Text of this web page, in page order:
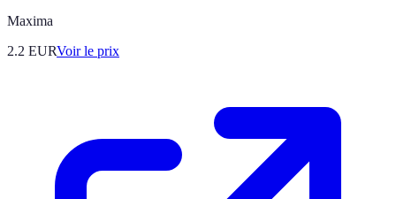
Maxima
2.2 EURVoir le prix